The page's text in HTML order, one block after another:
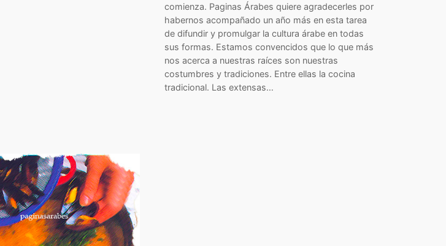
comienza. Paginas Árabes quiere agradecerles por
habernos acompañado un año más en esta tarea
de difundir y promulgar la cultura árabe en todas
sus formas. Estamos convencidos que lo que más
nos acerca a nuestras raíces son nuestras
costumbres y tradiciones. Entre ellas la cocina
tradicional. Las extensas…